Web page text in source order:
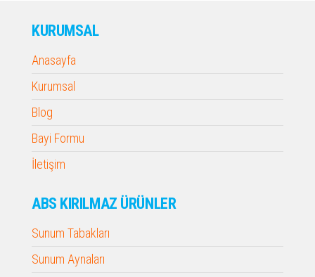
KURUMSAL
Anasayfa
Kurumsal
Blog
Bayi Formu
İletişim
ABS KIRILMAZ ÜRÜNLER
Sunum Tabakları
Sunum Aynaları